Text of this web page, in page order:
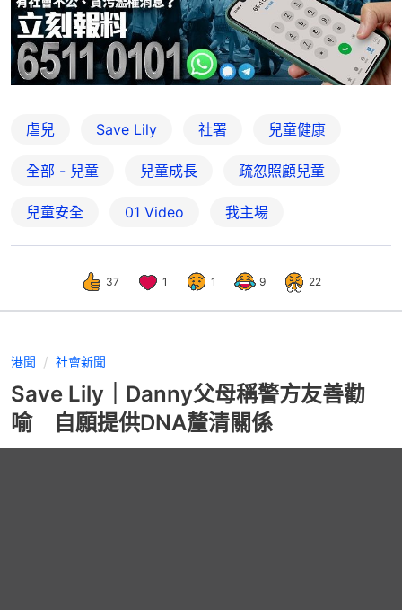
虐兒 Save Lily 社署 兒童健康
全部 - 兒童 兒童成長 疏忽照顧兒童
兒童安全 01 Video 我主場
37 1 1 9 22
港聞 社會新聞
Save Lily｜Danny父母稱警方友善勸
喻 自願提供DNA釐清關係